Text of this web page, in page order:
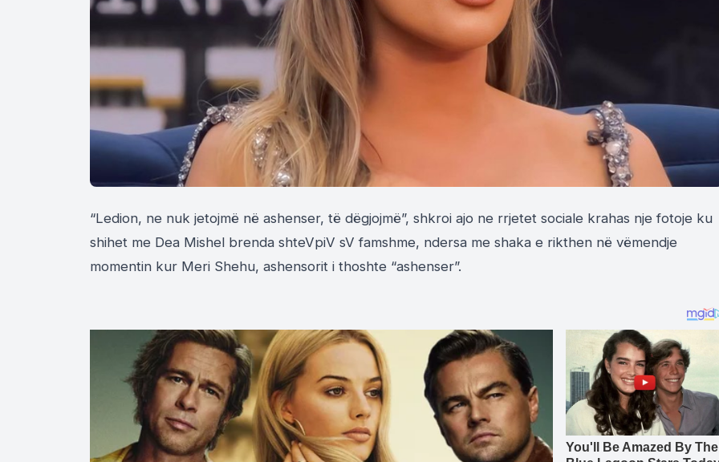
“Ledion, ne nuk jetojmë në ashenser, të dëgjojmë”, shkroi ajo ne rrjetet sociale krahas nje fotoje ku
shihet me Dea Mishel brenda shteVpiV sV famshme, ndersa me shaka e rikthen në vëmendje
momentin kur Meri Shehu, ashensorit i thoshte “ashenser”.